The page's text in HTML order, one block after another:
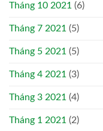
Tháng 10 2021 (6)
Tháng 7 2021 (5)
Tháng 5 2021 (5)
Tháng 4 2021 (3)
Tháng 3 2021 (4)
Tháng 1 2021 (2)